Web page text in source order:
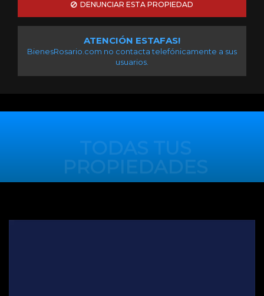
DENUNCIAR ESTA PROPIEDAD
ATENCIÓN ESTAFAS!
BienesRosario.com no contacta telefónicamente a sus
usuarios.